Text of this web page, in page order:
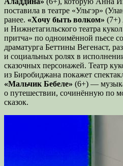
поставила в театре «Ульгэр»
ранее. «Хочу быть волком» (7+)
и Нижнетагильского театра
притча» по одноимённой пьесе
драматурга Беттины Вегенаст,
и социальных ролях в
сказочных персонажей. Театр
из Биробиджана покажет
«Мальчик Бебеле» (6+) —
о путешествии, сочинённую по
сказок.